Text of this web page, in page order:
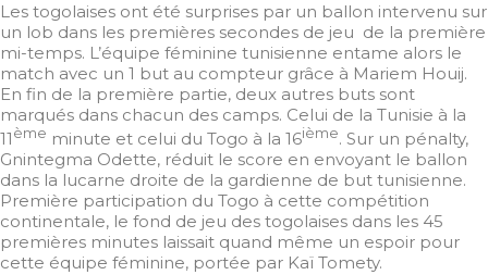
Les togolaises ont été surprises par un ballon intervenu sur
un lob dans les premières secondes de jeu de la première
mi-temps. L’équipe féminine tunisienne entame alors le
match avec un 1 but au compteur grâce à Mariem Houij.
En fin de la première partie, deux autres buts sont
marqués dans chacun des camps. Celui de la Tunisie à la
11 ème minute et celui du Togo à la 16ième. Sur un pénalty,
Gnintegma Odette, réduit le score en envoyant le ballon
dans la lucarne droite de la gardienne de but tunisienne.
Première participation du Togo à cette compétition
continentale, le fond de jeu des togolaises dans les 45
premières minutes laissait quand même un espoir pour
cette équipe féminine, portée par Kaï Tomety.